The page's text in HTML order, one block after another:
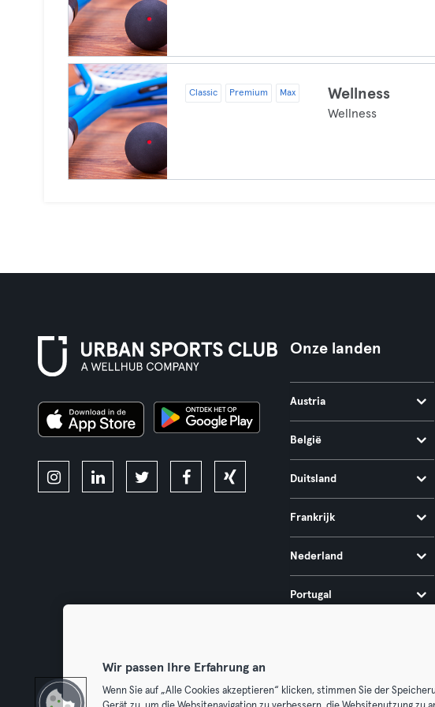
Classic Premium Max Wellness
Wellness
Onze landen
Austria
België
Duitsland
Frankrijk
Nederland
Portugal
Wir passen Ihre Erfahrung an
Wenn Sie auf „Alle Cookies akzeptieren“ klicken, stimmen Sie der